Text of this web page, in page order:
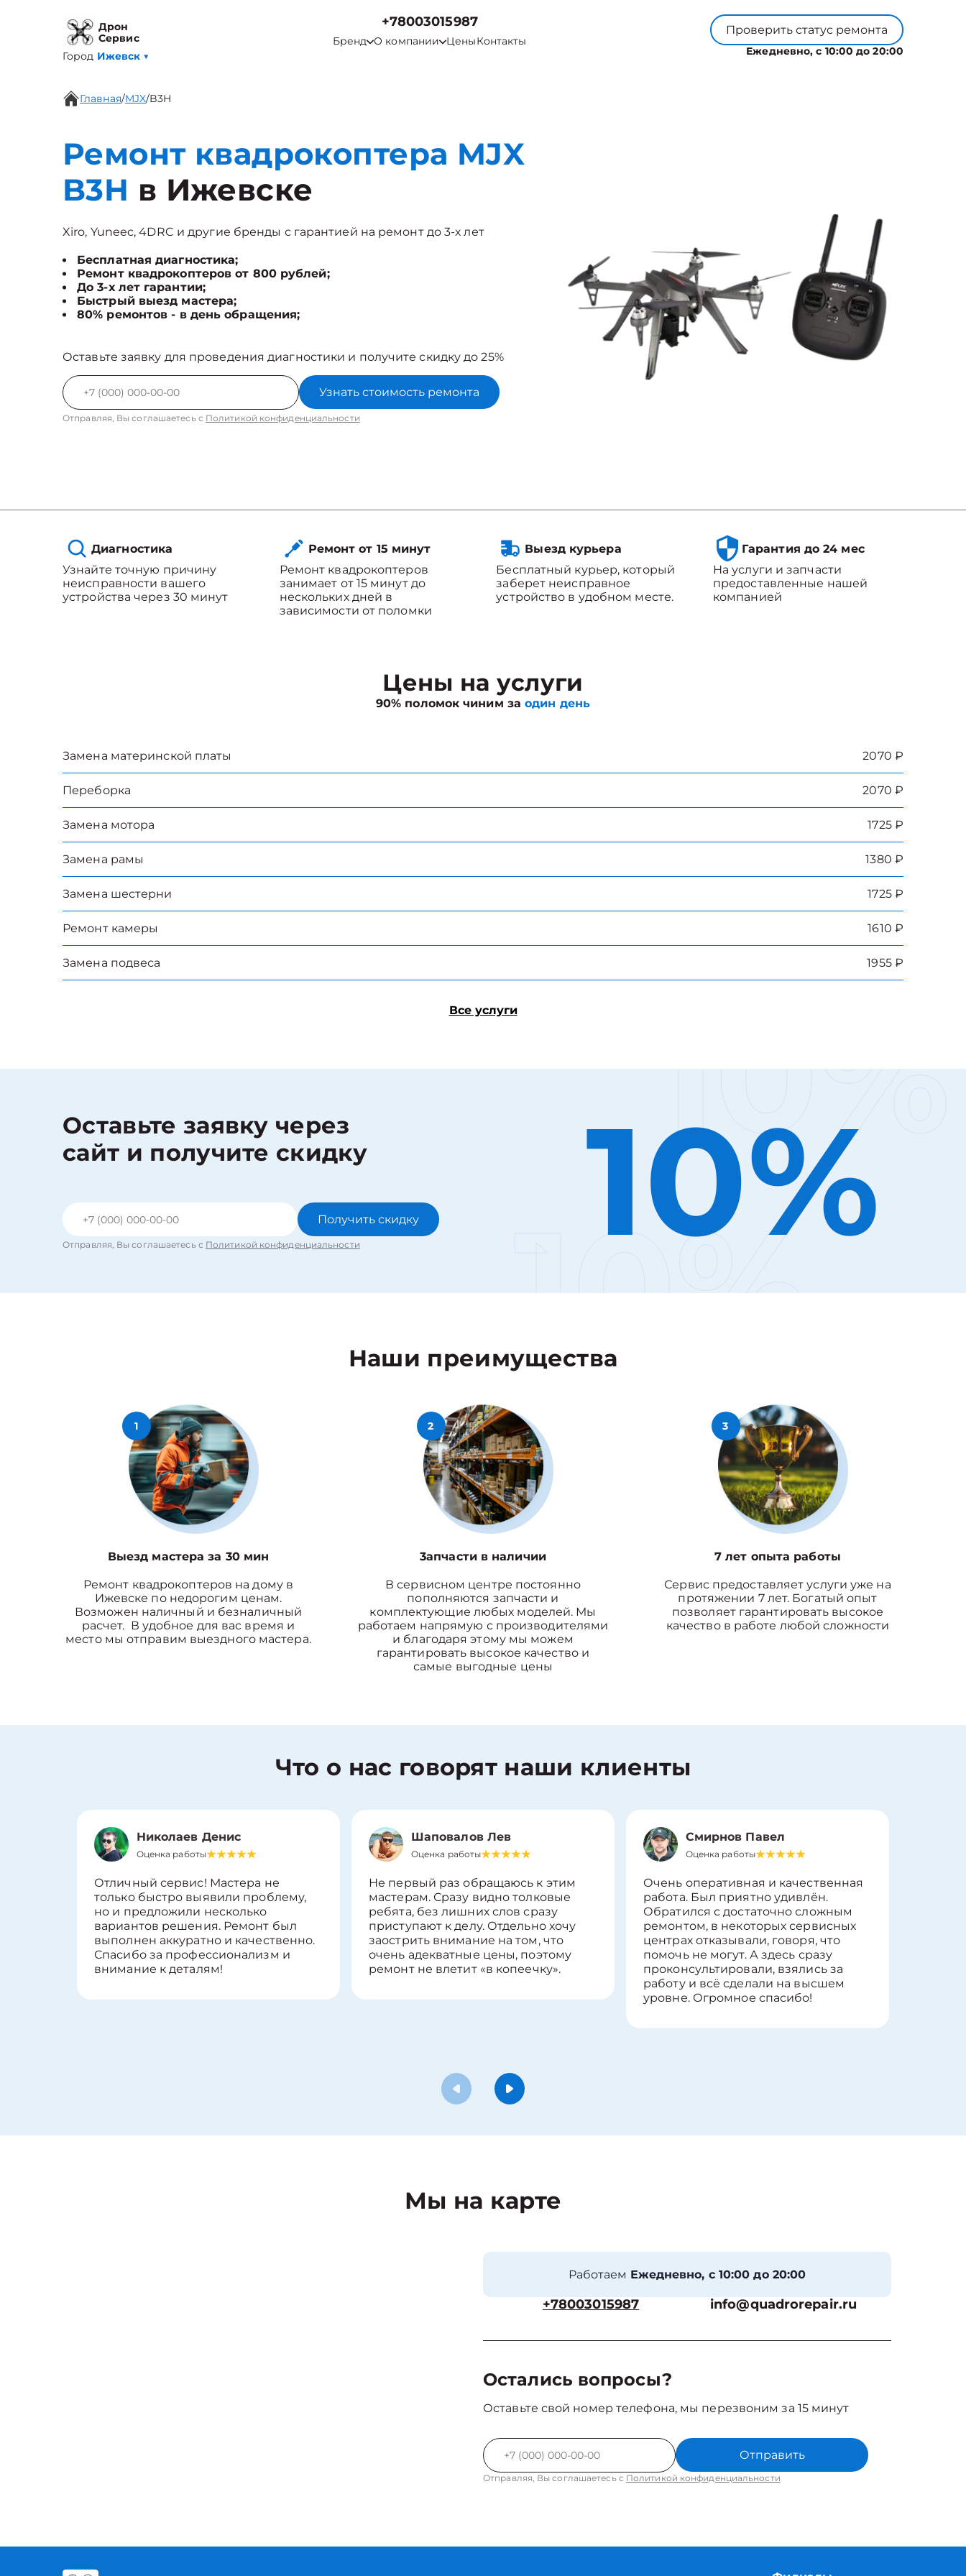
Дрон
Сервис
Город Ижевск ▼
+78003015987
Бренд О компании ЦеныКонтакты
Проверить статус ремонта
Ежедневно, с 10:00 до 20:00
Главная/MJX/B3H
Ремонт квадрокоптера MJX
B3H в Ижевске
Xiro, Yuneec, 4DRC и другие бренды с гарантией на ремонт до 3-х лет
Бесплатная диагностика;
Ремонт квадрокоптеров от 800 рублей;
До 3-х лет гарантии;
Быстрый выезд мастера;
80% ремонтов - в день обращения;
Оставьте заявку для проведения диагностики и получите скидку до 25%
Узнать стоимость ремонта
Отправляя, Вы соглашаетесь с Политикой конфиденциальности
Диагностика
Узнайте точную причину
неисправности вашего
устройства через 30 минут
Ремонт от 15 минут
Ремонт квадрокоптеров
занимает от 15 минут до
нескольких дней в
зависимости от поломки
Выезд курьера
Бесплатный курьер, который
заберет неисправное
устройство в удобном месте.
Гарантия до 24 мес
На услуги и запчасти
предоставленные нашей
компанией
Цены на услуги
90% поломок чиним заодин день
Замена материнской платы 2070 ₽
Переборка 2070 ₽
Замена мотора 1725 ₽
Замена рамы 1380 ₽
Замена шестерни 1725 ₽
Ремонт камеры 1610 ₽
Замена подвеса 1955 ₽
Все услуги
Оставьте заявку через
сайт и получите скидку
Получить скидку
Отправляя, Вы соглашаетесь с Политикой конфиденциальности 10%
10%
10%
Наши преимущества
1
Выезд мастера за 30 мин
Ремонт квадрокоптеров на дому в
Ижевске по недорогим ценам.
Возможен наличный и безналичный
расчет. В удобное для вас время и
место мы отправим выездного мастера.
2
3апчасти в наличии
В сервисном центре постоянно
пополняются запчасти и
комплектующие любых моделей. Мы
работаем напрямую с производителями
и благодаря этому мы можем
гарантировать высокое качество и
самые выгодные цены
3
7 лет опыта работы
Сервис предоставляет услуги уже на
протяжении 7 лет. Богатый опыт
позволяет гарантировать высокое
качество в работе любой сложности
Что о нас говорят наши клиенты
Николаев Денис
Оценка работы
Отличный сервис! Мастера не
только быстро выявили проблему,
но и предложили несколько
вариантов решения. Ремонт был
выполнен аккуратно и качественно.
Спасибо за профессионализм и
внимание к деталям!
Шаповалов Лев
Оценка работы
Не первый раз обращаюсь к этим
мастерам. Сразу видно толковые
ребята, без лишних слов сразу
приступают к делу. Отдельно хочу
заострить внимание на том, что
очень адекватные цены, поэтому
ремонт не влетит «в копеечку».
Смирнов Павел
Оценка работы
Очень оперативная и качественная
работа. Был приятно удивлён.
Обратился с достаточно сложным
ремонтом, в некоторых сервисных
центрах отказывали, говоря, что
помочь не могут. А здесь сразу
проконсультировали, взялись за
работу и всё сделали на высшем
уровне. Огромное спасибо!
Мы на карте
Работаем Ежедневно, с 10:00 до 20:00
+78003015987 info@quadrorepair.ru
Остались вопросы?
Оставьте свой номер телефона, мы перезвоним за 15 минут
Отправить
Отправляя, Вы соглашаетесь с Политикой конфиденциальности